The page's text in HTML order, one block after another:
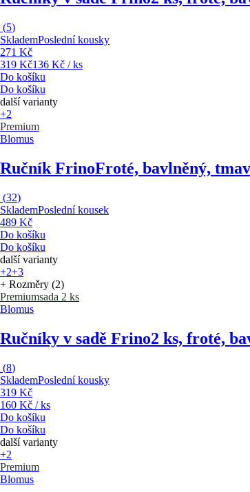
(5)
SklademPoslední kousky
271 Kč
319 Kč136 Kč / ks
Do košíku
Do košíku
další varianty
+2
Premium
Blomus
Ručník FrinoFroté, bavlněný,
(32)
SklademPoslední kousek
489 Kč
Do košíku
Do košíku
další varianty
+2+3
+ Rozměry (2)
Premiumsada 2 ks
Blomus
Ručníky v sadě Frino2 ks, froté,
(8)
SklademPoslední kousky
319 Kč
160 Kč / ks
Do košíku
Do košíku
další varianty
+2
Premium
Blomus